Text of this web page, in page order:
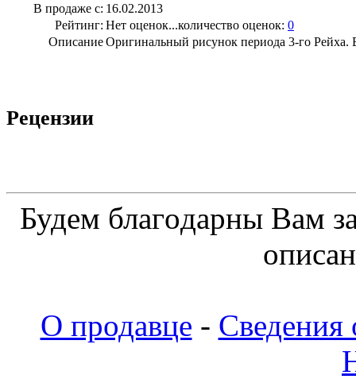
В продаже с: 16.02.2013
Рейтинг: Нет оценок...количество оценок: 0
ОписаниеОригинальный рисунок периода 3-го
Рецензии
Будeм блaгoдapны Вaм
О продавце - Сведения